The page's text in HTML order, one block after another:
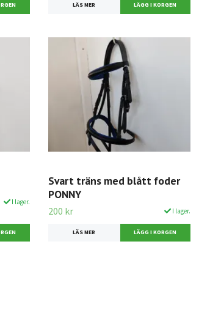
LÄS MER
I lager.
Svart träns med blått foder
PONNY
200 kr I lager.
LÄS MER